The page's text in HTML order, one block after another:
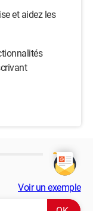
et aidez les
Voir un exemple